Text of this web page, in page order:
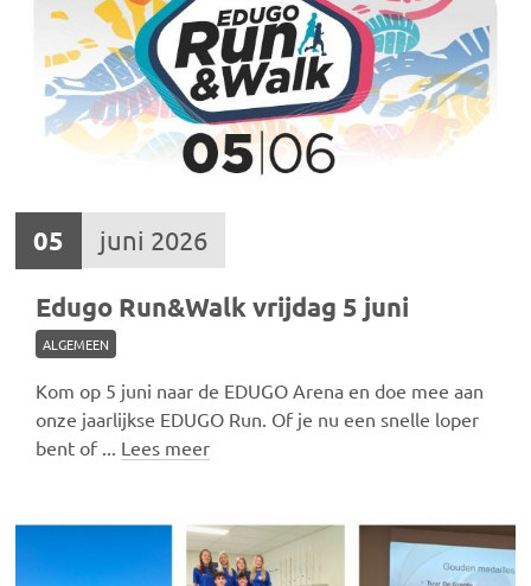
05 juni 2026
Edugo Run&Walk vrijdag 5 juni
ALGEMEEN
Kom op 5 juni naar de EDUGO Arena en doe mee aan
onze jaarlijkse EDUGO Run. Of je nu een snelle loper
bent of ... Lees meer